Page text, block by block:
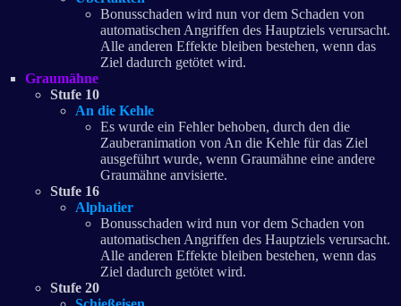
Bonusschaden wird nun vor dem Schaden von
automatischen Angriffen des Hauptziels verursacht.
Alle anderen Effekte bleiben bestehen, wenn das
Ziel dadurch getötet wird.
Graumähne
Stufe 10
An die Kehle
Es wurde ein Fehler behoben, durch den die
Zauberanimation von An die Kehle für das Ziel
ausgeführt wurde, wenn Graumähne eine andere
Graumähne anvisierte.
Stufe 16
Alphatier
Bonusschaden wird nun vor dem Schaden von
automatischen Angriffen des Hauptziels verursacht.
Alle anderen Effekte bleiben bestehen, wenn das
Ziel dadurch getötet wird.
Stufe 20